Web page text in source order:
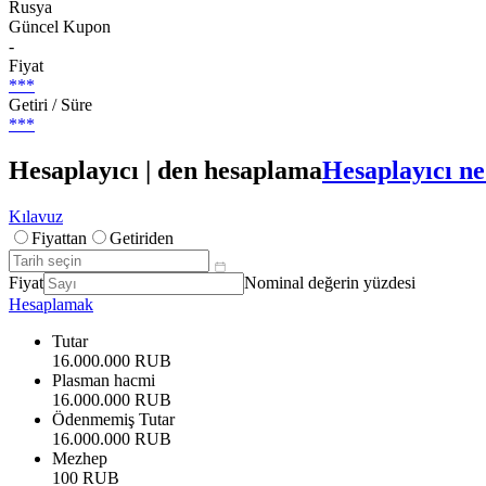
Rusya
Güncel Kupon
-
Fiyat
***
Getiri / Süre
***
Hesaplayıcı | den hesaplamaHesaplayıcı
Kılavuz
Fiyattan
Getiriden
Fiyat
Nominal değerin yüzdesi
Hesaplamak
Tutar
16.000.000 RUB
Plasman hacmi
16.000.000 RUB
Ödenmemiş Tutar
16.000.000 RUB
Mezhep
100 RUB